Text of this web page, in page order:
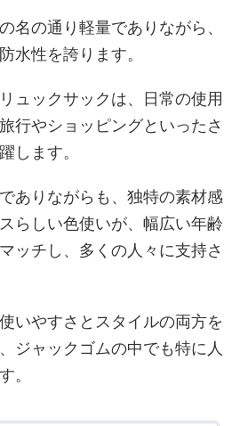
名の通り軽量でありながら、
水性を誇ります。
ュックサックは、日常の使用
行やショッピングといったさ
します。
ありながらも、独特の素材感
らしい色使いが、幅広い年齢
ッチし、多くの人々に支持さ
いやすさとスタイルの両方を
ジャックゴムの中でも特に人
。